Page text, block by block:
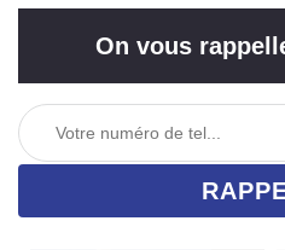
On vous